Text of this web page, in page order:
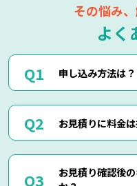
その悩み
よく
申し込み方法は？
くださいませ。
お電話・メール・LINEに
ご相談の際にご依頼作業
して頂けましたら簡易お
お見積りに料金
りますのでご安心してご
お見積り確認後